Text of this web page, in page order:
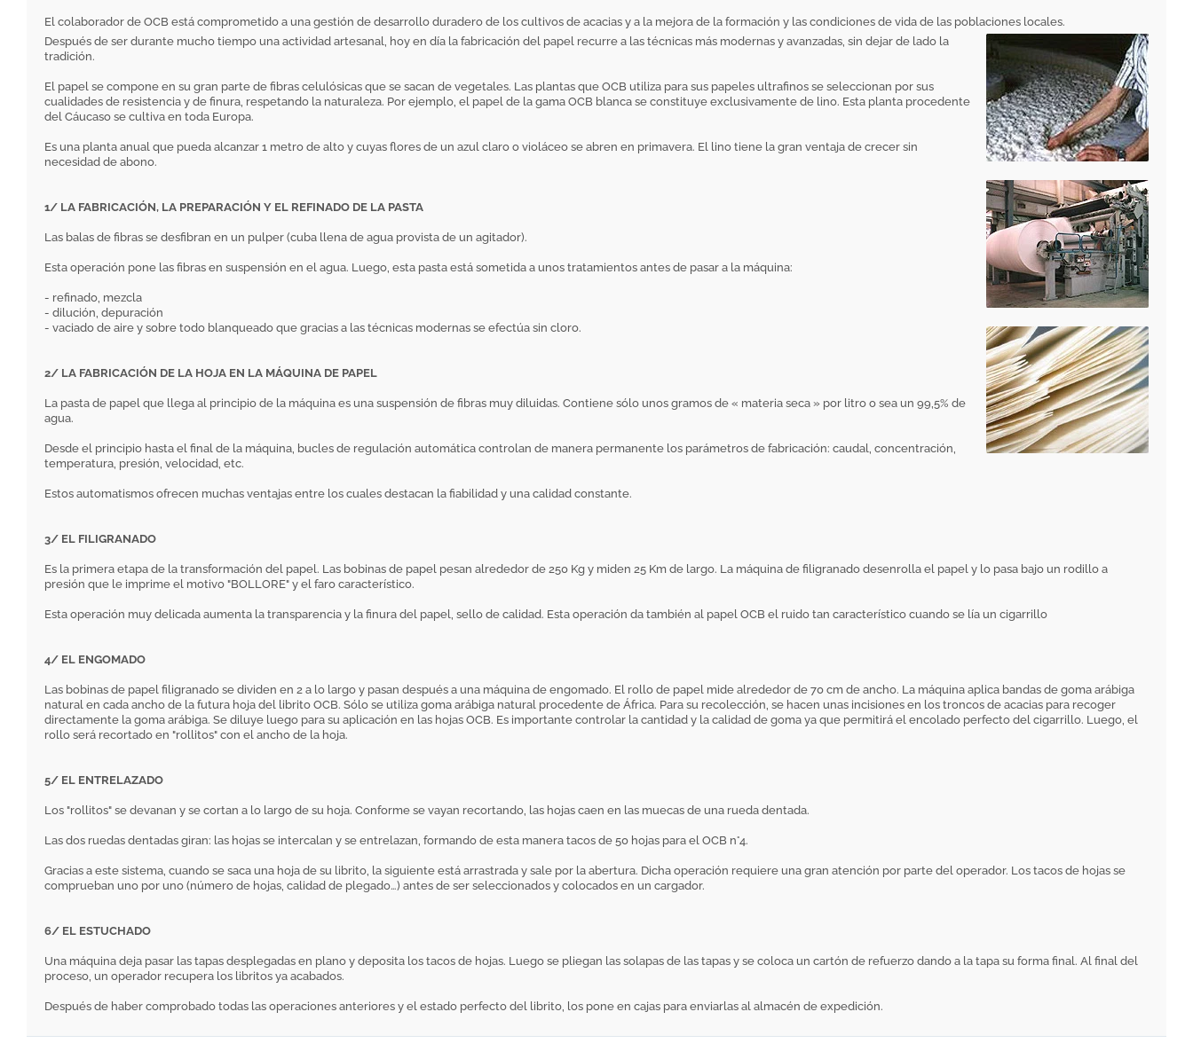
El colaborador de OCB está comprometido a una gestión de desarrollo duradero de los cultivos de acacias y a la mejora de la formación y las condiciones de vida de las poblaciones locales.
Después de ser durante mucho tiempo una actividad artesanal, hoy en día la fabricación del papel recurre a las técnicas más modernas y avanzadas, sin dejar de lado la
tradición.
El papel se compone en su gran parte de fibras celulósicas que se sacan de vegetales. Las plantas que OCB utiliza para sus papeles ultrafinos se seleccionan por sus
cualidades de resistencia y de finura, respetando la naturaleza. Por ejemplo, el papel de la gama OCB blanca se constituye exclusivamente de lino. Esta planta procedente
del Cáucaso se cultiva en toda Europa.
Es una planta anual que pueda alcanzar 1 metro de alto y cuyas flores de un azul claro o violáceo se abren en primavera. El lino tiene la gran ventaja de crecer sin
necesidad de abono.
1/ LA FABRICACIÓN, LA PREPARACIÓN Y EL REFINADO DE LA PASTA
Las balas de fibras se desfibran en un pulper (cuba llena de agua provista de un agitador).
Esta operación pone las fibras en suspensión en el agua. Luego, esta pasta está sometida a unos tratamientos antes de pasar a la máquina:
- refinado, mezcla
- dilución, depuración
- vaciado de aire y sobre todo blanqueado que gracias a las técnicas modernas se efectúa sin cloro.
2/ LA FABRICACIÓN DE LA HOJA EN LA MÁQUINA DE PAPEL
La pasta de papel que llega al principio de la máquina es una suspensión de fibras muy diluidas. Contiene sólo unos gramos de « materia seca » por litro o sea un 99,5% de
agua.
Desde el principio hasta el final de la máquina, bucles de regulación automática controlan de manera permanente los parámetros de fabricación: caudal, concentración,
temperatura, presión, velocidad, etc.
Estos automatismos ofrecen muchas ventajas entre los cuales destacan la fiabilidad y una calidad constante.
3/ EL FILIGRANADO
Es la primera etapa de la transformación del papel. Las bobinas de papel pesan alrededor de 250 Kg y miden 25 Km de largo. La máquina de filigranado desenrolla el papel y lo pasa bajo un rodillo a
presión que le imprime el motivo "BOLLORE" y el faro característico.
Esta operación muy delicada aumenta la transparencia y la finura del papel, sello de calidad. Esta operación da también al papel OCB el ruido tan característico cuando se lía un cigarrillo
4/ EL ENGOMADO
Las bobinas de papel filigranado se dividen en 2 a lo largo y pasan después a una máquina de engomado. El rollo de papel mide alrededor de 70 cm de ancho. La máquina aplica bandas de goma arábiga
natural en cada ancho de la futura hoja del librito OCB. Sólo se utiliza goma arábiga natural procedente de África. Para su recolección, se hacen unas incisiones en los troncos de acacias para recoger
directamente la goma arábiga. Se diluye luego para su aplicación en las hojas OCB. Es importante controlar la cantidad y la calidad de goma ya que permitirá el encolado perfecto del cigarrillo. Luego, el
rollo será recortado en "rollitos" con el ancho de la hoja.
5/ EL ENTRELAZADO
Los "rollitos" se devanan y se cortan a lo largo de su hoja. Conforme se vayan recortando, las hojas caen en las muecas de una rueda dentada.
Las dos ruedas dentadas giran: las hojas se intercalan y se entrelazan, formando de esta manera tacos de 50 hojas para el OCB n°4.
Gracias a este sistema, cuando se saca una hoja de su librito, la siguiente está arrastrada y sale por la abertura. Dicha operación requiere una gran atención por parte del operador. Los tacos de hojas se
comprueban uno por uno (número de hojas, calidad de plegado…) antes de ser seleccionados y colocados en un cargador.
6/ EL ESTUCHADO
Una máquina deja pasar las tapas desplegadas en plano y deposita los tacos de hojas. Luego se pliegan las solapas de las tapas y se coloca un cartón de refuerzo dando a la tapa su forma final. Al final del
proceso, un operador recupera los libritos ya acabados.
Después de haber comprobado todas las operaciones anteriores y el estado perfecto del librito, los pone en cajas para enviarlas al almacén de expedición.